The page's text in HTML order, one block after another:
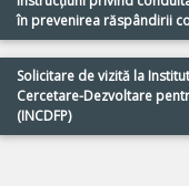
16 Mai 2025
Cutremur M4.2, Zona
11 Mai 2025
Cutremur M4.4, Zona
în prevenirea răspândirii
Solicitare de vizită la
Cercetare-Dezvoltare
(INCDFP)